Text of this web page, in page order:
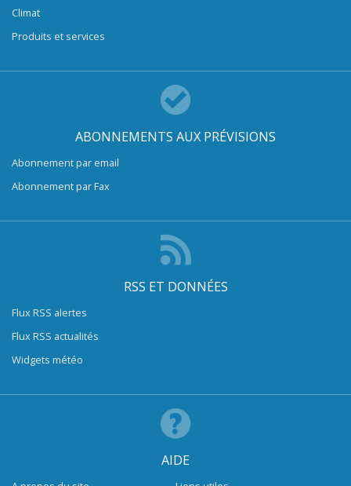
Climat
Produits et services
ABONNEMENTS AUX PRÉVISIONS
Abonnement par email
Abonnement par Fax
RSS ET DONNÉES
Flux RSS alertes
Flux RSS actualités
Widgets météo
AIDE